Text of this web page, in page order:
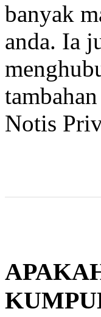
banyak
anda. Ia
Notis